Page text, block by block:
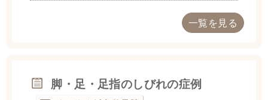
一覧を見る
脚・足・足指のしびれの症例